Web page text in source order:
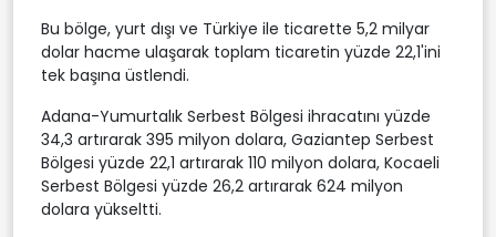
Bu bölge, yurt dışı ve Türkiye ile ticarette 5,2 milyar
dolar hacme ulaşarak toplam ticaretin yüzde 22,1'ini
tek başına üstlendi.
Adana-Yumurtalık Serbest Bölgesi ihracatını yüzde
34,3 artırarak 395 milyon dolara, Gaziantep Serbest
Bölgesi yüzde 22,1 artırarak 110 milyon dolara, Kocaeli
Serbest Bölgesi yüzde 26,2 artırarak 624 milyon
dolara yükseltti.